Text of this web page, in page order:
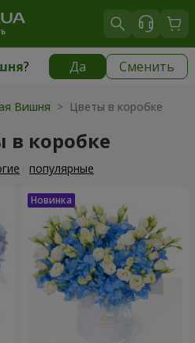
? Да Сменить
|812 грн
Вишня > Цветы в коробке
в коробке
популярные